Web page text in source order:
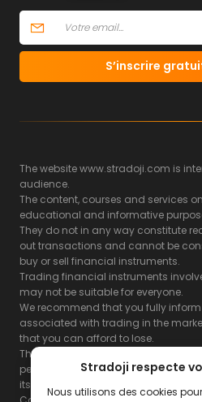
Stradoji respecte
Nous utilisons des cookies
S’inscrire
The website www.stradoji.com is
audience.
The content, courses and services
educational and informative
They do not in any way constitute
out transactions and cannot be
buy or sell financial instruments.
Trading financial instruments
may not be suitable for everyone.
We recommend that you fully inform
associated with trading in the
that you can afford to lose.
The Stradoji site does not guarantee
performance of products based on
its site and its servers.